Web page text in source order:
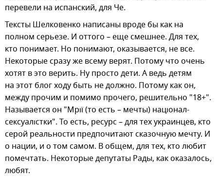
перевели на испанский, для Че.
Тексты Шелковенко написаны вроде бы как на
полном серьезе. И оттого – еще смешнее. Для тех,
кто понимает. Но понимают, оказывается, не все.
Некоторые сразу же всему верят. Потому что очень
хотят в это верить. Ну просто дети. А ведь детям
на этот блог ходу быть не должно. Потому как он,
между прочим и помимо прочего, решительно "18+".
Называется он "Мрії (то есть – мечты) націонал-
сексуалістки". То есть, ресурс – для тех украинцев, кто
серой реальности предпочитают сказочную мечту. И
о нации, и о том самом. В общем, для тех, кто любит
помечтать. Некоторые депутаты Рады, как оказалось,
любят.